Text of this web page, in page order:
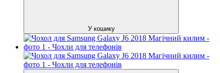
У кошику